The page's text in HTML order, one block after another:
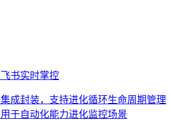
书实时掌控
成封装，支持进化循环生命周期管理
于自动化能力进化监控场景